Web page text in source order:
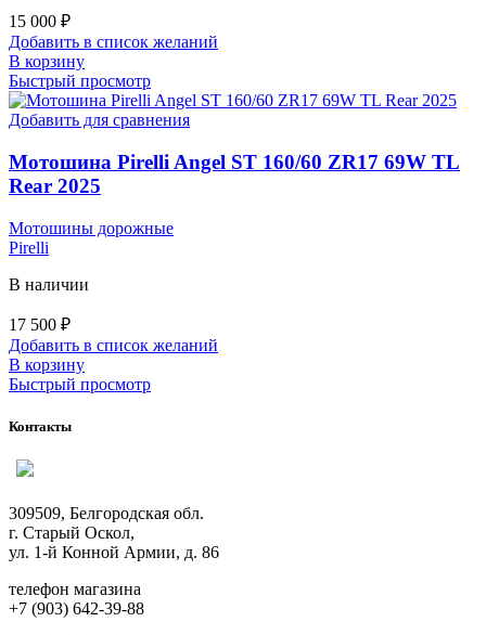
15 000 ₽
Добавить в список желаний
В корзину
Быстрый просмотр
Добавить для сравнения
Мотошина Pirelli Angel ST 160/60 ZR17 69W TL
Rear 2025
Мотошины дорожные
Pirelli
В наличии
17 500 ₽
Добавить в список желаний
В корзину
Быстрый просмотр
Контакты
309509, Белгородская обл.
г. Старый Оскол,
ул. 1-й Конной Армии, д. 86
телефон магазина
+7 (903) 642-39-88